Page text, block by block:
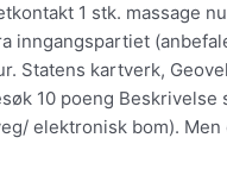
1 stk. massage
inngangspartiet
Statens kartverk,
10 poeng
elektronisk bom).